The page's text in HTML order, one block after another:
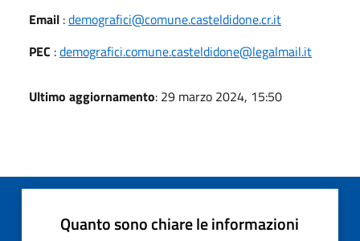
Email :demografici@comune.casteldidone.cr.it
PEC :demografici.comune.casteldidone@legalmail.it
Ultimo aggiornamento: 29 marzo 2024, 15:50
Quanto sono chiare le informazioni